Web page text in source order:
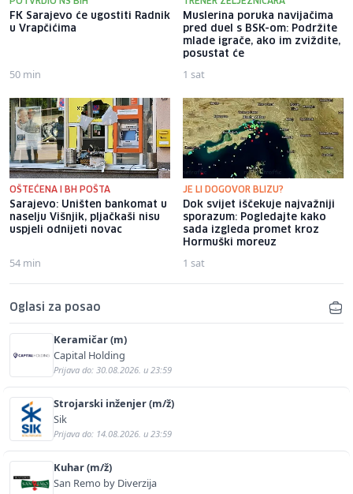
FK Sarajevo će ugostiti Radnik
u Vrapčićima
50 min
Muslerina poruka navijačima
pred duel s BSK-om: Podržite
mlade igrače, ako im zviždite,
posustat će
1 sat
OŠTEĆENA I BH POŠTA
Sarajevo: Uništen bankomat u
naselju Višnjik, pljačkaši nisu
uspjeli odnijeti novac
54 min
JE LI DOGOVOR BLIZU?
Dok svijet iščekuje najvažniji
sporazum: Pogledajte kako
sada izgleda promet kroz
Hormuški moreuz
1 sat
Oglasi za posao
Keramičar (m)
Capital Holding
Prijava do: 30.08.2026. u 23:59
Strojarski inženjer (m/ž)
Sik
Prijava do: 14.08.2026. u 23:59
Kuhar (m/ž)
San Remo by Diverzija